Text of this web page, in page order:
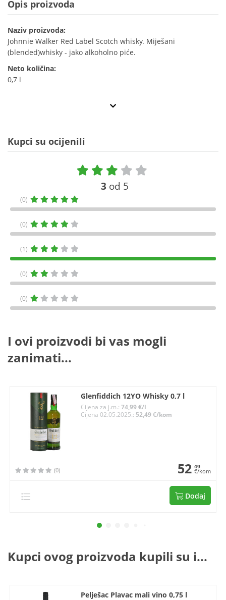
Opis proizvoda
Naziv proizvoda:
Johnnie Walker Red Label Scotch whisky. Miješani
(blended)whisky - jako alkoholno piće.
Neto količina:
0,7 l
Kupci su ocijenili
3 od 5
(0)
(0)
(1)
(0)
(0)
I ovi proizvodi bi vas mogli
zanimati...
Glenfiddich 12YO Whisky 0,7 l
Cijena za j.m.:74,99 €/l
Cijena 02.05.2025.:52,49 €/kom
(0) 52 49
€/kom
Dodaj
Kupci ovog proizvoda kupili su i...
Pelješac Plavac mali vino 0,75 l